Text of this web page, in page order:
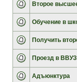
Второе
Обучение в
Получить
Проезд в ВВУЗ
Адъюнктура